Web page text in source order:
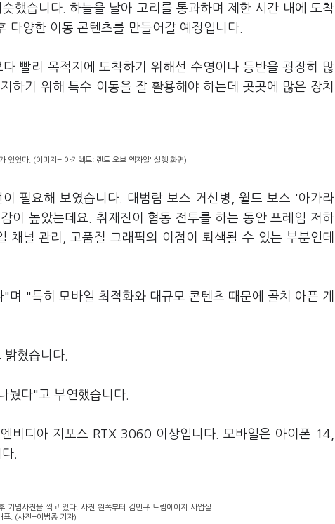
했습니다. 하늘을 날아 고리를 통과하며 제한 시간 내에 도착
다양한 이동 콘텐츠를 만들어갈 예정입니다.
빨리 목적지에 도착하기 위해선 수영이나 등반을 굉장히 많
하기 위해 특수 이동을 잘 활용해야 하는데 곳곳에 많은 장치
있었다. (이미지='아키텍트: 랜드 오브 엑자일' 실행 화면)
필요해 보였습니다. 대범람 보스 거신병, 월드 보스 '아가라
이 높았는데요. 취재진이 협동 전투를 하는 동안 프레임 저하
널 관리, 고품질 그래픽의 이점이 퇴색될 수 있는 부분인데
"특히 모바일 최적화와 대규모 콘텐츠 때문에 골치 아픈 게
혔습니다.
눴다"고 부연했습니다.
비디아 지포스 RTX 3060 이상입니다. 모바일은 아이폰 14,
.
기념사진을 찍고 있다. 사진 왼쪽부터 김민규 드림에이지 사업실
표. (사진=이범종 기자)